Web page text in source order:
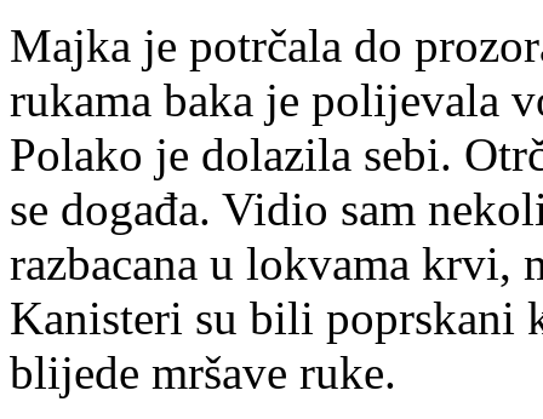
Majka je potrčala do
rukama baka je polijevala
Polako je dolazila sebi.
se događa. Vidio sam
razbacana u lokvama krvi,
Kanisteri su bili
blijede mršave ruke.